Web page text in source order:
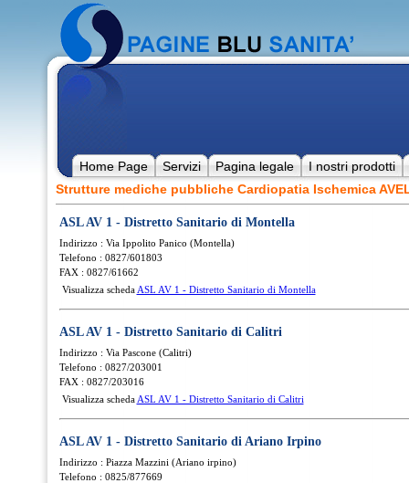
Home Page Servizi Pagina legale
I nostri prodotti
Strutture mediche pubbliche Cardiopatia Ischemica
ASL AV 1 - Distretto Sanitario di Montella
Indirizzo : Via Ippolito Panico (Montella)
Telefono : 0827/601803
FAX : 0827/61662
Visualizza scheda ASL AV 1 - Distretto Sanitario di Montella
ASL AV 1 - Distretto Sanitario di Calitri
Indirizzo : Via Pascone (Calitri)
Telefono : 0827/203001
FAX : 0827/203016
Visualizza scheda ASL AV 1 - Distretto Sanitario di Calitri
ASL AV 1 - Distretto Sanitario di Ariano Irpino
Indirizzo : Piazza Mazzini (Ariano irpino)
Telefono : 0825/877669